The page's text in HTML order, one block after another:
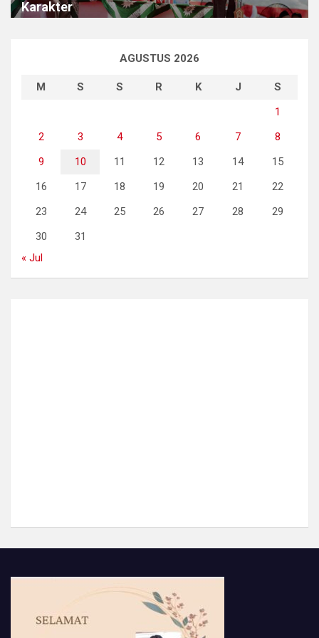
Karakter
AGUSTUS 2026
M S S R K J
S
1
2
3 4 5 6 7
8
9
10 11 12 13 14
15
16
17 18 19 20 21
22
23
24 25 26 27 28
29
30
31
« Jul